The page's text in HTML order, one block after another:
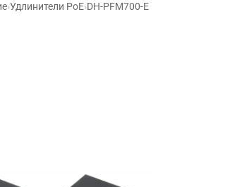
›Удлинители PoE›DH-PFM700-E